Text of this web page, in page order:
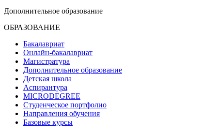
Дополнительное образование
ОБРАЗОВАНИЕ
Бакалавриат
Онлайн-бакалавриат
Магистратура
Дополнительное образование
Детская школа
Аспирантура
MICRODEGREE
Студенческое портфолио
Направления обучения
Базовые курсы